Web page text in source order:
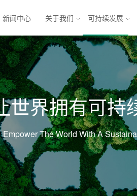
新闻中心 关于我们 可持续发展
方形三元电池
软包铁锂电池
模组
电池系统
互联网解决方案
用车
商业应用
世界拥有可持
Empower The World With A